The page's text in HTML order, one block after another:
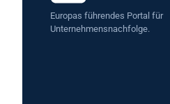
Europas führendes Portal für
Unternehmensnachfolge.